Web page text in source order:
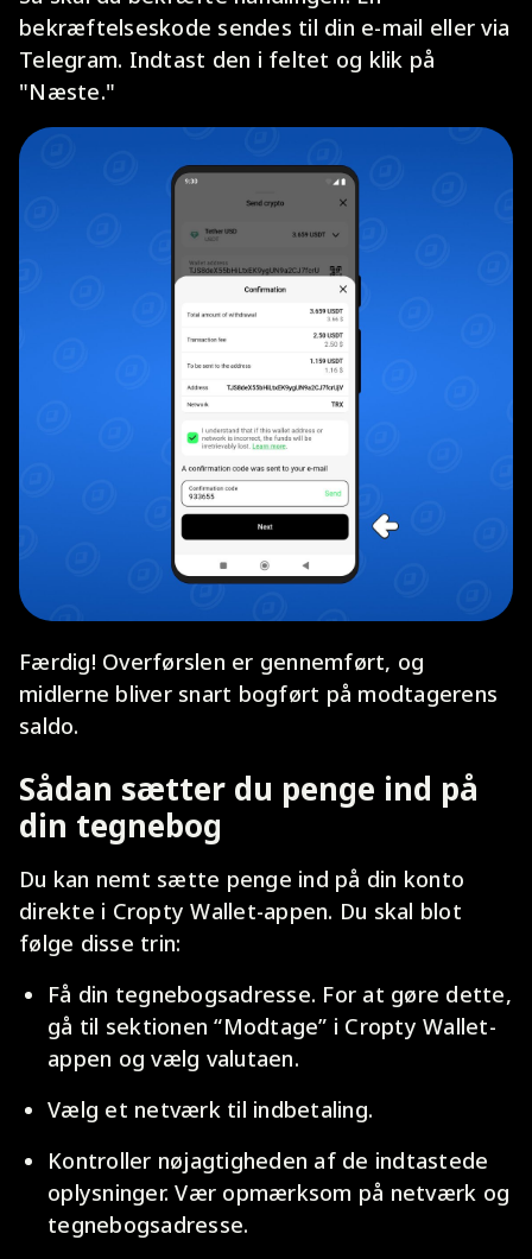
bekræftelseskode sendes til din e-mail eller via
Telegram. Indtast den i feltet og klik på
"Næste."
Færdig! Overførslen er gennemført, og
midlerne bliver snart bogført på modtagerens
saldo.
Sådan sætter du penge ind på
din tegnebog
Du kan nemt sætte penge ind på din konto
direkte i Cropty Wallet-appen. Du skal blot
følge disse trin:
Få din tegnebogsadresse. For at gøre dette,
gå til sektionen “Modtage” i Cropty Wallet-
appen og vælg valutaen.
Vælg et netværk til indbetaling.
Kontroller nøjagtigheden af de indtastede
oplysninger. Vær opmærksom på netværk og
tegnebogsadresse.